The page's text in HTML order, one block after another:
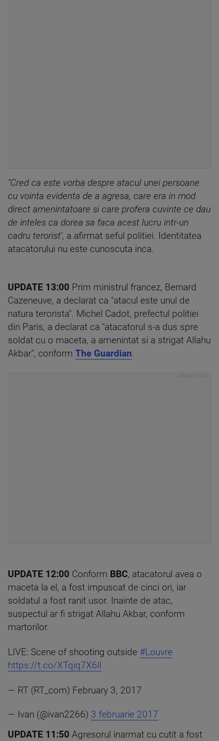
"Cred ca este vorba despre atacul unei persoane
cu vointa evidenta de a agresa, care era in mod
direct amenintatoare si care profera cuvinte ce dau
de inteles ca dorea sa faca acest lucru intr-un
cadru terorist', a afirmat seful politiei. Identitatea
atacatorului nu este cunoscuta inca.
UPDATE 13:00 Prim ministrul francez, Bernard
Cazeneuve, a declarat ca "atacul este unul de
natura terorista". Michel Cadot, prefectul politiei
din Paris, a declarat ca "atacatorul s-a dus spre
soldat cu o maceta, a amenintat si a strigat Allahu
Akbar", conform The Guardian.
UPDATE 12:00 Conform BBC, atacatorul avea o
maceta la el, a fost impuscat de cinci ori, iar
soldatul a fost ranit usor. Inainte de atac,
suspectul ar fi strigat Allahu Akbar, conform
martorilor.
LIVE: Scene of shooting outside #Louvre
https://t.co/XTqiq7X6lI
— RT (RT_com) February 3, 2017
— Ivan (@ivan2266) 3 februarie 2017
UPDATE 11:50 Agresorul inarmat cu cutit a fost